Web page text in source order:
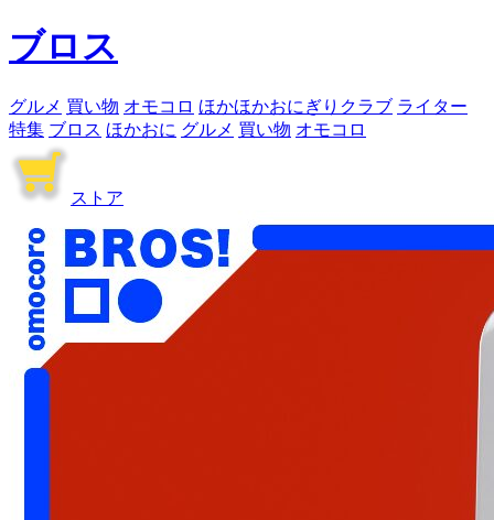
ブロス
グルメ 買い物 オモコロ ほかほかおにぎりクラブ ライター
特集 ブロス ほかおに グルメ 買い物 オモコロ
ストア